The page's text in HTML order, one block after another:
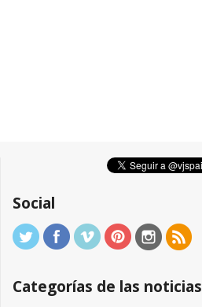
Social
Categorías de las noticias